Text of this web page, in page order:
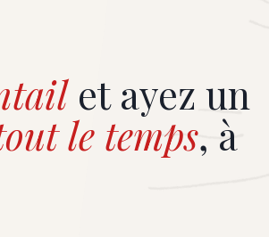
et ayez un
le temps, à